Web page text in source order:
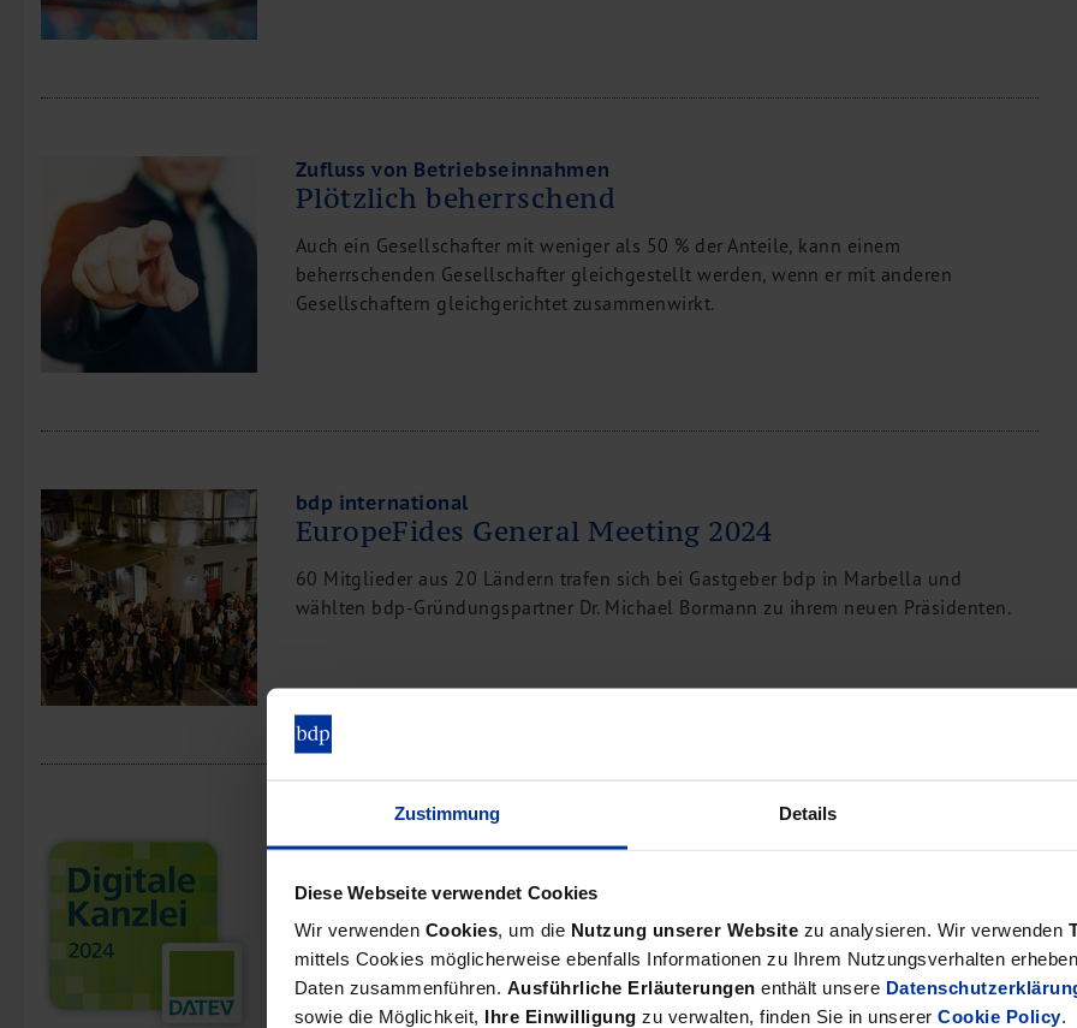
Zustimmung Details
Diese Webseite verwendet Cookies
Wir verwenden Cookies, um die Nutzung unserer Website zu analysieren. Wir verwenden
mittels Cookies möglicherweise ebenfalls Informationen zu Ihrem Nutzungsverhalten
Daten zusammenführen. Ausführliche Erläuterungen enthält unsere
sowie die Möglichkeit, Ihre Einwilligung zu verwalten, finden Sie in unserer Cookie Policy.
Unternehmensgründung
Rechtsberatung
M&A Deutschland/China
Unternehmensfinanzierung
Industrielle Dienstleistungen
Inbound Investments
Events
Kontakt
Zufluss von Betriebseinnahmen
Plötzlich beherrschend
Auch ein Gesellschafter mit weniger als 50 % der Anteile, kann einem
beherrschenden Gesellschafter gleichgestellt werden, wenn er mit anderen
Gesellschaftern gleichgerichtet zusammenwirkt.
bdp international
EuropeFides General Meeting 2024
60 Mitglieder aus 20 Ländern trafen sich bei Gastgeber bdp in Marbella und
wählten bdp-Gründungspartner Dr. Michael Bormann zu ihrem neuen Präsidenten.
Kanzlei
Wir freuen uns Ihnen mitteilen zu können, dass nun auch bdp Hamburg an der
Stadthausbrücke die Zertifizierung Digitale DATEV Kanzlei erhalten hat.